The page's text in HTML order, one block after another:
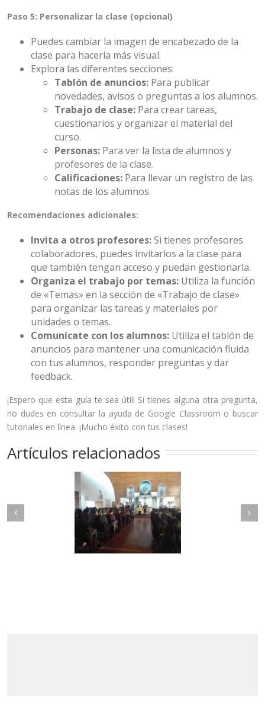
Paso 5: Personalizar la clase (opcional)
Puedes cambiar la imagen de encabezado de la
clase para hacerla más visual.
Explora las diferentes secciones:
Tablón de anuncios: Para publicar
novedades, avisos o preguntas a los alumnos.
Trabajo de clase: Para crear tareas,
cuestionarios y organizar el material del
curso.
Personas: Para ver la lista de alumnos y
profesores de la clase.
Calificaciones: Para llevar un registro de las
notas de los alumnos.
Recomendaciones adicionales:
Invita a otros profesores:Si tienes profesores
colaboradores, puedes invitarlos a la clase para
que también tengan acceso y puedan gestionarla.
Organiza el trabajo por temas: Utiliza la función
de «Temas» en la sección de «Trabajo de clase»
para organizar las tareas y materiales por
unidades o temas.
Comunícate con los alumnos: Utiliza el tablón de
anuncios para mantener una comunicación fluida
con tus alumnos, responder preguntas y dar
feedback.
¡Espero que esta guía te sea útil! Si tienes alguna otra pregunta,
no dudes en consultar la ayuda de Google Classroom o buscar
tutoriales en línea. ¡Mucho éxito con tus clases!
Artículos relacionados